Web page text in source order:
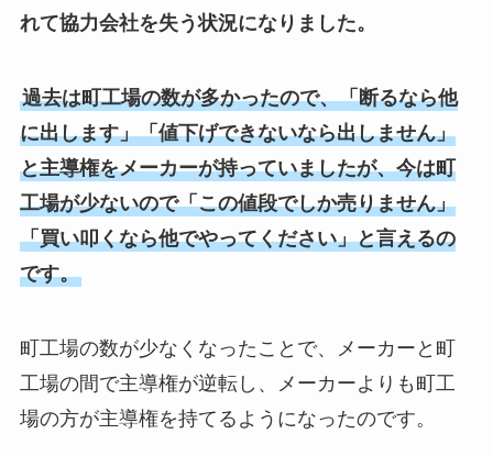
れて協力会社を失う状況になりました。
過去は町工場の数が多かったので、「断るなら他
に出します」「値下げできないなら出しません」
と主導権をメーカーが持っていましたが、今は町
工場が少ないので「この値段でしか売りません」
「買い叩くなら他でやってください」と言えるの
です。
町工場の数が少なくなったことで、メーカーと町
工場の間で主導権が逆転し、メーカーよりも町工
場の方が主導権を持てるようになったのです。